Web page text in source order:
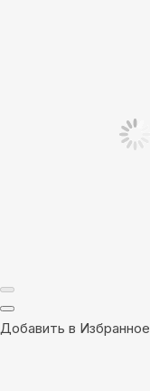
Добавить в Избранное